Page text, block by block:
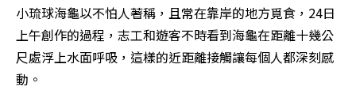
小琉球海龜以不怕人著稱，且常在靠岸的地方覓食，24日
上午創作的過程，志工和遊客不時看到海龜在距離十幾公
尺處浮上水面呼吸，這樣的近距離接觸讓每個人都深刻感
動。